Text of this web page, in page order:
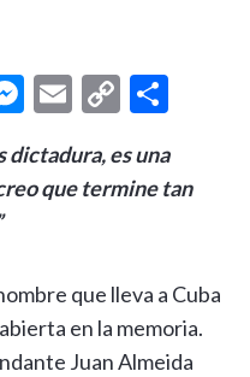
M
se
n
er
E
ai
l
C
p
y
n
k
m
p
ti
r
dictadura, es una
que termine tan
que lleva a Cuba
en la memoria.
Juan Almeida